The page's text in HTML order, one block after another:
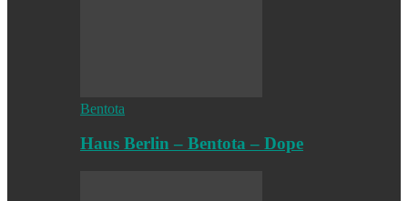
Bentota
Haus Berlin – Bentota – Dope